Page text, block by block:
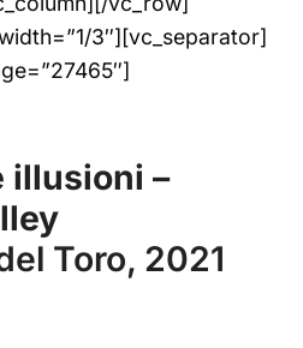
3″][vc_separator]
illusioni –
Toro, 2021